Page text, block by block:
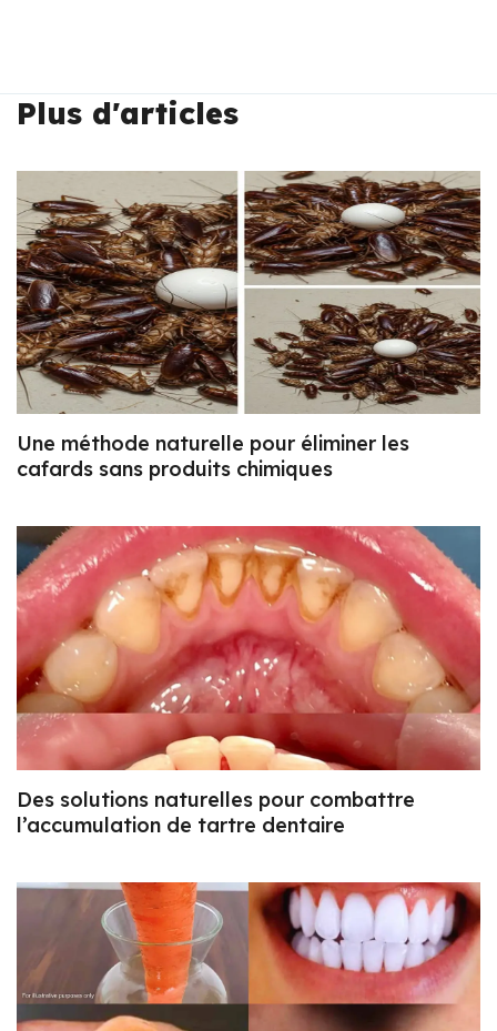
Plus d'articles
Une méthode naturelle pour éliminer les
cafards sans produits chimiques
Des solutions naturelles pour combattre
l’accumulation de tartre dentaire